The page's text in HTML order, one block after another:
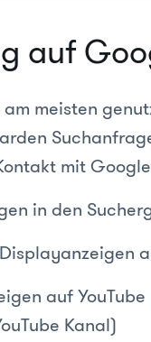
auf
meisten
mit
in den
auf
Kanal)